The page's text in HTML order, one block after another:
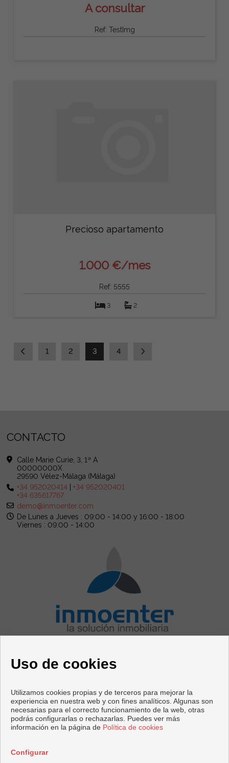
A consultar
Ref: TestImg
Precioso apartamento
1.000 €/mes
Ref: 5555
3 2
1 2 3 4
CONTACTO
Calle Marie Curie, 3, 1ª A
00000000X
29590 Vélez-Málaga (Málaga)
+34 952020414 |+34 952020401
+34 635617767
demo@inmoenter.com
De Lunes a Jueves : 09:00 - 14:00 y 16:00 - 18:00
Viernes : 09:00 - 14:00
Avenida Mediterráneo, 76
+44 125623566
+34 952020414
test@inmoenter.com
test1@inmoenter.com
Uso de cookies
Utilizamos cookies propias y de terceros para mejorar la
experiencia en nuestra web y con fines analíticos. Algunas son
necesarias para el correcto funcionamiento de la web, otras
podrás configurarlas o rechazarlas. Puedes ver más
información en la página de Política de cookies
Configurar